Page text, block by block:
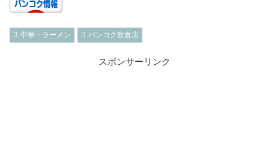
中華・ラーメン バンコク飲食店
スポンサーリンク